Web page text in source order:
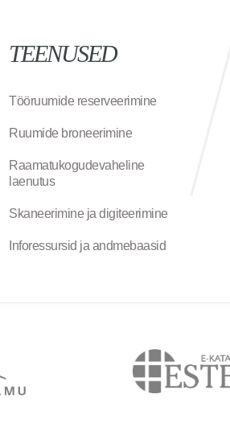
TEENUSED
Tööruumide reserveerimine
Ruumide broneerimine
Raamatukogudevaheline
laenutus
Skaneerimine ja digiteerimine
Inforessursid ja andmebaasid